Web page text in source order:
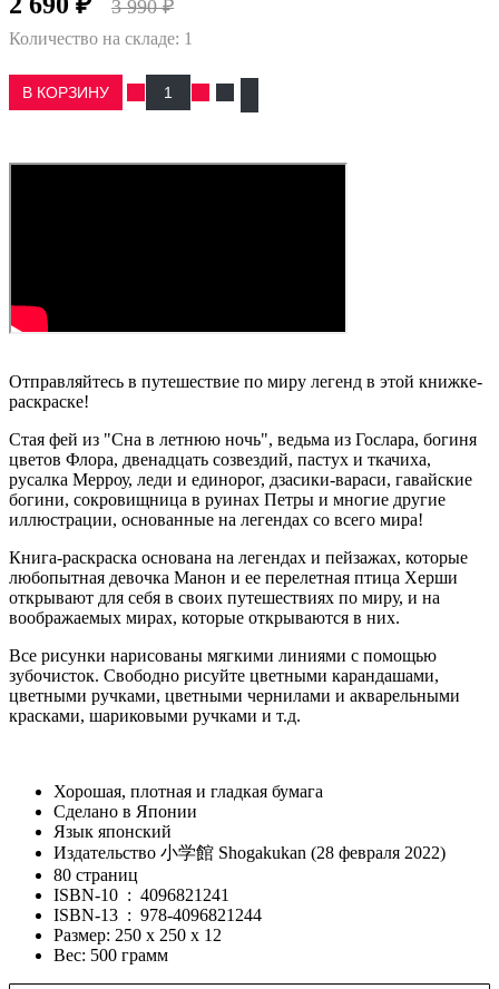
3 990 ₽
Количество на складе: 1
В КОРЗИНУ
Отправляйтесь в путешествие по миру легенд в этой книжке-
раскраске!
Стая фей из "Сна в летнюю ночь", ведьма из Гослара, богиня
цветов Флора, двенадцать созвездий, пастух и ткачиха,
русалка Мерроу, леди и единорог, дзасики-вараси, гавайские
богини, сокровищница в руинах Петры и многие другие
иллюстрации, основанные на легендах со всего мира!
Книга-раскраска основана на легендах и пейзажах, которые
любопытная девочка Манон и ее перелетная птица Херши
открывают для себя в своих путешествиях по миру, и на
воображаемых мирах, которые открываются в них.
Все рисунки нарисованы мягкими линиями с помощью
зубочисток. Свободно рисуйте цветными карандашами,
цветными ручками, цветными чернилами и акварельными
красками, шариковыми ручками и т.д.
Хорошая, плотная и гладкая бумага
Сделано в Японии
Язык японский
Издательство 小学館 Shogakukan (28 февраля 2022)
80 страниц
ISBN-10 ‏ : ‎ 4096821241
ISBN-13 ‏ : ‎ 978-4096821244
Размер: 250 х 250 х 12
Вес: 500 грамм